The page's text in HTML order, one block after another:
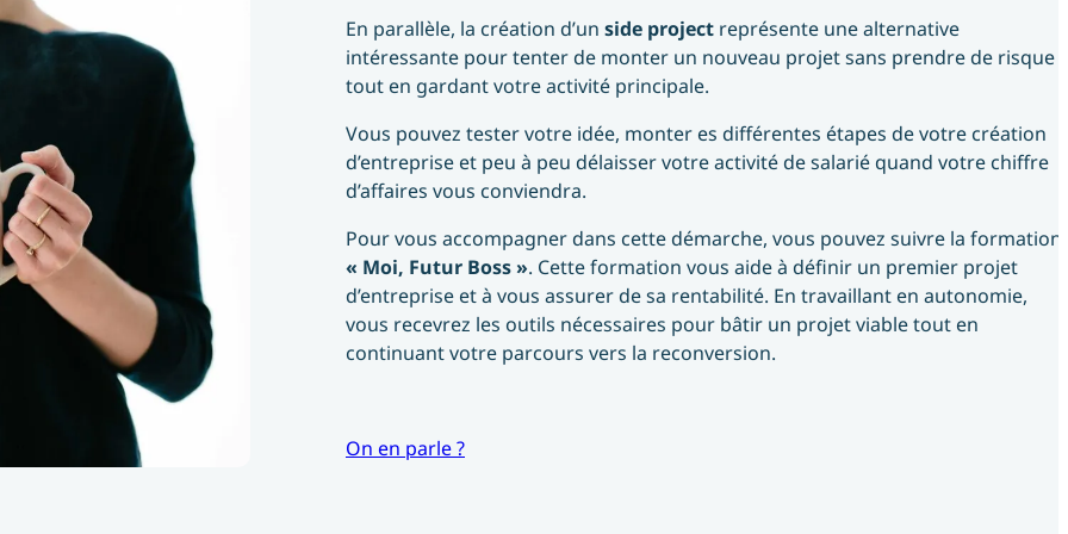
En parallèle, la création d’un side project représente une alternative
intéressante pour tenter de monter un nouveau projet sans prendre de risque
tout en gardant votre activité principale.
Vous pouvez tester votre idée, monter es différentes étapes de votre création
d’entreprise et peu à peu délaisser votre activité de salarié quand votre chiffre
d’affaires vous conviendra.
Pour vous accompagner dans cette démarche, vous pouvez suivre la formation
« Moi, Futur Boss ». Cette formation vous aide à définir un premier projet
d’entreprise et à vous assurer de sa rentabilité. En travaillant en autonomie,
vous recevrez les outils nécessaires pour bâtir un projet viable tout en
continuant votre parcours vers la reconversion.
On en parle ?